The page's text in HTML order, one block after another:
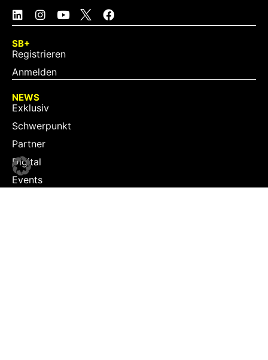
SB+
Registrieren
Anmelden
NEWS
Exklusiv
Schwerpunkt
Partner
Digital
Events